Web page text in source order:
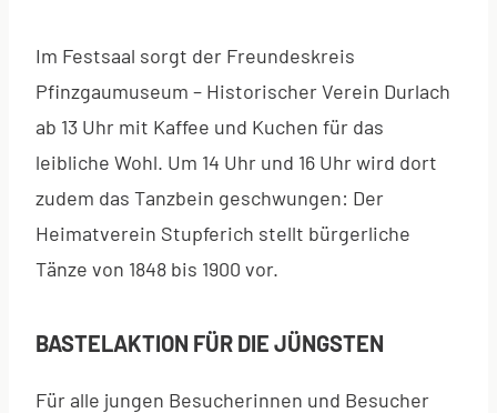
Im Festsaal sorgt der Freundeskreis
Pfinzgaumuseum – Historischer Verein Durlach
ab 13 Uhr mit Kaffee und Kuchen für das
leibliche Wohl. Um 14 Uhr und 16 Uhr wird dort
zudem das Tanzbein geschwungen: Der
Heimatverein Stupferich stellt bürgerliche
Tänze von 1848 bis 1900 vor.
BASTELAKTION FÜR DIE JÜNGSTEN
Für alle jungen Besucherinnen und Besucher